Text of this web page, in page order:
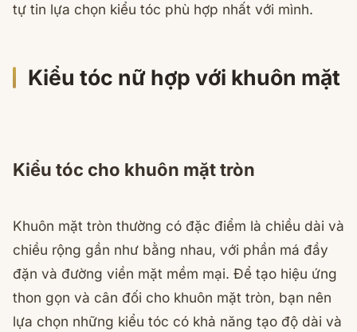
tự tin lựa chọn kiểu tóc phù hợp nhất với mình.
Kiểu tóc nữ hợp với khuôn mặt
Kiểu tóc cho khuôn mặt tròn
Khuôn mặt tròn thường có đặc điểm là chiều dài và
chiều rộng gần như bằng nhau, với phần má đầy
đặn và đường viền mặt mềm mại. Để tạo hiệu ứng
thon gọn và cân đối cho khuôn mặt tròn, bạn nên
lựa chọn những kiểu tóc có khả năng tạo độ dài và